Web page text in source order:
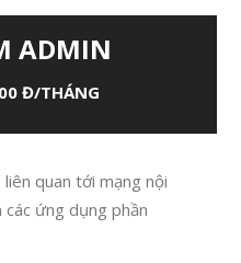
ADMIN
Đ/THÁNG
quan tới mạng nội
ứng dụng phần